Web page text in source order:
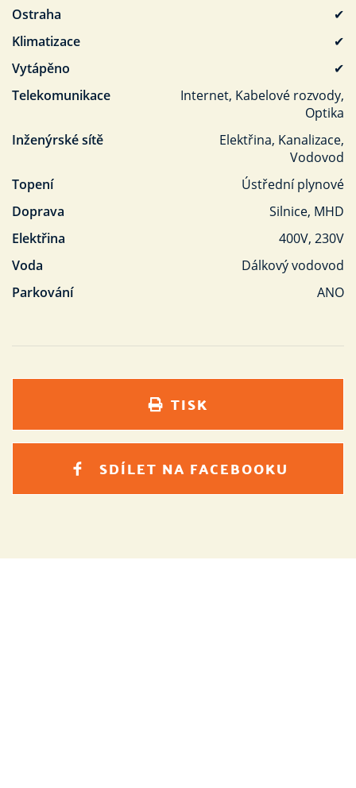
Ostraha
✔
Klimatizace
✔
Vytápěno
✔
Telekomunikace
Internet, Kabelové rozvody,
Optika
Inženýrské sítě
Elektřina, Kanalizace,
Vodovod
Topení
Ústřední plynové
Doprava
Silnice, MHD
Elektřina
400V, 230V
Voda
Dálkový vodovod
Parkování
ANO
TISK
SDÍLET NA FACEBOOKU